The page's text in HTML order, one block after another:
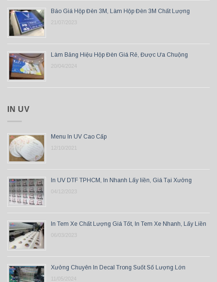
Báo Giá Hộp Đèn 3M, Làm Hộp Đèn 3M Chất Lượng
21/07/2023
Làm Bảng Hiệu Hộp Đèn Giá Rẻ, Được Ưa Chuộng
20/04/2024
IN UV
Menu In UV Cao Cấp
12/10/2021
In UV DTF TPHCM, In Nhanh Lấy liền, Giá Tại Xưởng
04/12/2023
In Tem Xe Chất Lượng Giá Tốt, In Tem Xe Nhanh, Lấy Liền
06/03/2023
Xưởng Chuyên In Decal Trong Suốt Số Lượng Lớn
11/05/2024